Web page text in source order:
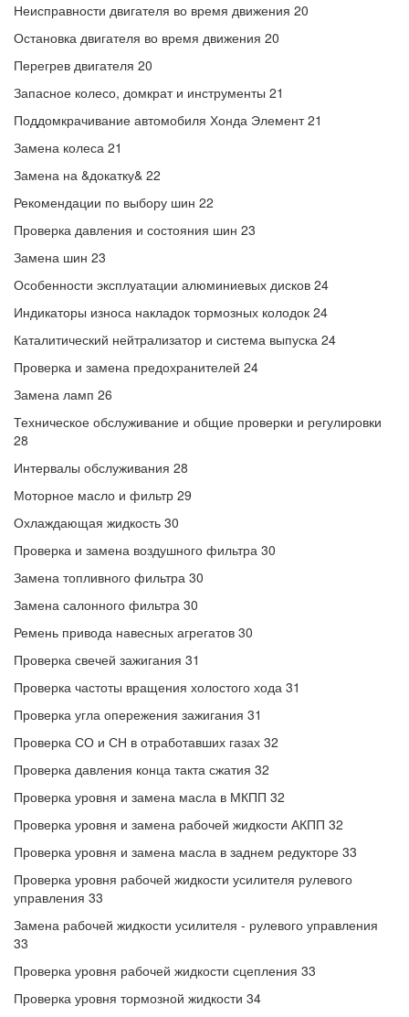
Неисправности двигателя во время движения 20
Остановка двигателя во время движения 20
Перегрев двигателя 20
Запасное колесо, домкрат и инструменты 21
Поддомкрачивание автомобиля Хонда Элемент 21
Замена колеса 21
Замена на &докатку& 22
Рекомендации по выбору шин 22
Проверка давления и состояния шин 23
Замена шин 23
Особенности эксплуатации алюминиевых дисков 24
Индикаторы износа накладок тормозных колодок 24
Каталитический нейтрализатор и система выпуска 24
Проверка и замена предохранителей 24
Замена ламп 26
Техническое обслуживание и общие проверки и регулировки
28
Интервалы обслуживания 28
Моторное масло и фильтр 29
Охлаждающая жидкость 30
Проверка и замена воздушного фильтра 30
Замена топливного фильтра 30
Замена салонного фильтра 30
Ремень привода навесных агрегатов 30
Проверка свечей зажигания 31
Проверка частоты вращения холостого хода 31
Проверка угла опережения зажигания 31
Проверка СО и СН в отработавших газах 32
Проверка давления конца такта сжатия 32
Проверка уровня и замена масла в МКПП 32
Проверка уровня и замена рабочей жидкости АКПП 32
Проверка уровня и замена масла в заднем редукторе 33
Проверка уровня рабочей жидкости усилителя рулевого
управления 33
Замена рабочей жидкости усилителя - рулевого управления
33
Проверка уровня рабочей жидкости сцепления 33
Проверка уровня тормозной жидкости 34